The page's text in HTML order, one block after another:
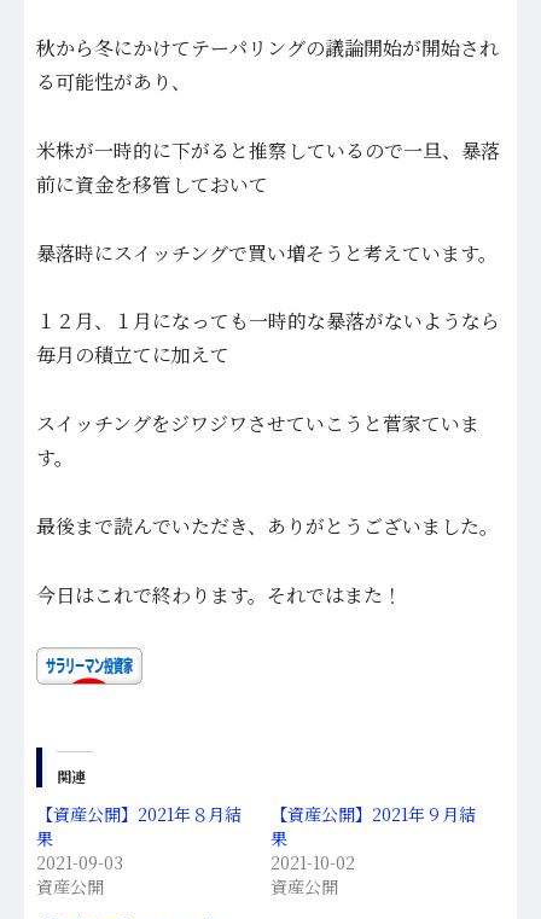
秋から冬にかけてテーパリングの議論開始が開始され
る可能性があり、
米株が一時的に下がる と推察しているので一旦、暴落
前に資金を移管しておいて
暴落時にスイッチングで買い増そうと考えています。
１２月、１月になっても一時的な暴落がないようなら
毎月の積立てに加えて
スイッチングをジワジワさせていこうと菅家ていま
す。
最後まで読んでいただき、ありがとうございました。
今日はこれで終わります。それではまた！
関連
【資産公開】2021年８月結
果
2021-09-03
資産公開
【資産公開】2021年９月結
果
2021-10-02
資産公開